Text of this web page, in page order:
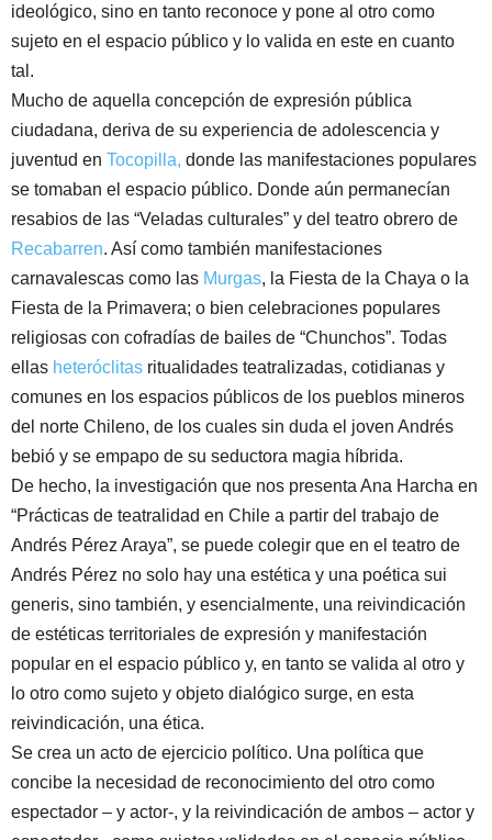
ideológico, sino en tanto reconoce y pone al otro como
sujeto en el espacio público y lo valida en este en cuanto
tal.
Mucho de aquella concepción de expresión pública
ciudadana, deriva de su experiencia de adolescencia y
juventud en Tocopilla, donde las manifestaciones populares
se tomaban el espacio público. Donde aún permanecían
resabios de las “Veladas culturales” y del teatro obrero de
Recabarren. Así como también manifestaciones
carnavalescas como las Murgas, la Fiesta de la Chaya o la
Fiesta de la Primavera; o bien celebraciones populares
religiosas con cofradías de bailes de “Chunchos”. Todas
ellas heteróclitas ritualidades teatralizadas, cotidianas y
comunes en los espacios públicos de los pueblos mineros
del norte Chileno, de los cuales sin duda el joven Andrés
bebió y se empapo de su seductora magia híbrida.
De hecho, la investigación que nos presenta Ana Harcha en
“Prácticas de teatralidad en Chile a partir del trabajo de
Andrés Pérez Araya”, se puede colegir que en el teatro de
Andrés Pérez no solo hay una estética y una poética sui
generis, sino también, y esencialmente, una reivindicación
de estéticas territoriales de expresión y manifestación
popular en el espacio público y, en tanto se valida al otro y
lo otro como sujeto y objeto dialógico surge, en esta
reivindicación, una ética.
Se crea un acto de ejercicio político. Una política que
concibe la necesidad de reconocimiento del otro como
espectador – y actor-, y la reivindicación de ambos – actor y